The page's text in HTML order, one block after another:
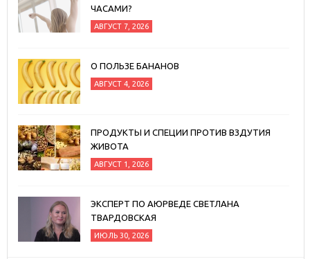
ЧАСАМИ?
АВГУСТ 7, 2026
О ПОЛЬЗЕ БАНАНОВ
АВГУСТ 4, 2026
ПРОДУКТЫ И СПЕЦИИ ПРОТИВ ВЗДУТИЯ
ЖИВОТА
АВГУСТ 1, 2026
ЭКСПЕРТ ПО АЮРВЕДЕ СВЕТЛАНА
ТВАРДОВСКАЯ
ИЮЛЬ 30, 2026